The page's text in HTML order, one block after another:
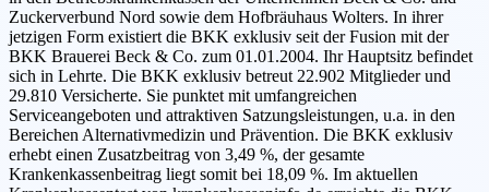
Zuckerverbund Nord sowie dem Hofbräuhaus Wolters. In ihrer
jetzigen Form existiert die BKK exklusiv seit der Fusion mit der
BKK Brauerei Beck & Co. zum 01.01.2004. Ihr Hauptsitz befindet
sich in Lehrte. Die BKK exklusiv betreut 22.902 Mitglieder und
29.810 Versicherte. Sie punktet mit umfangreichen
Serviceangeboten und attraktiven Satzungsleistungen, u.a. in den
Bereichen Alternativmedizin und Prävention. Die BKK exklusiv
erhebt einen Zusatzbeitrag von 3,49 %, der gesamte
Krankenkassenbeitrag liegt somit bei 18,09 %. Im aktuellen